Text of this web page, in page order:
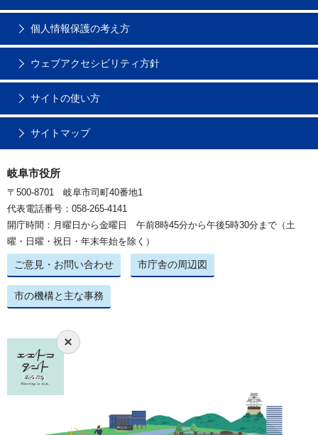
個人情報保護の考え方
ウェブアクセシビリティ方針
サイトの使い方
サイトマップ
岐阜市役所
〒500-8701 岐阜市司町40番地1
代表電話番号：058-265-4141
開庁時間：月曜日から金曜日 午前8時45分から午後5時30分まで（土
曜・日曜・祝日・年末年始を除く）
ご意見・お問い合わせ 市庁舎の周辺図
市の機構と主な事務